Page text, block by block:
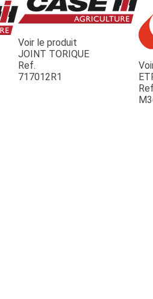
ESPACES
Voir le produit
JOINT TORIQUE
Ref.
717012R1